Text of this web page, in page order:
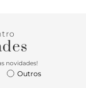
novidades!
Outros